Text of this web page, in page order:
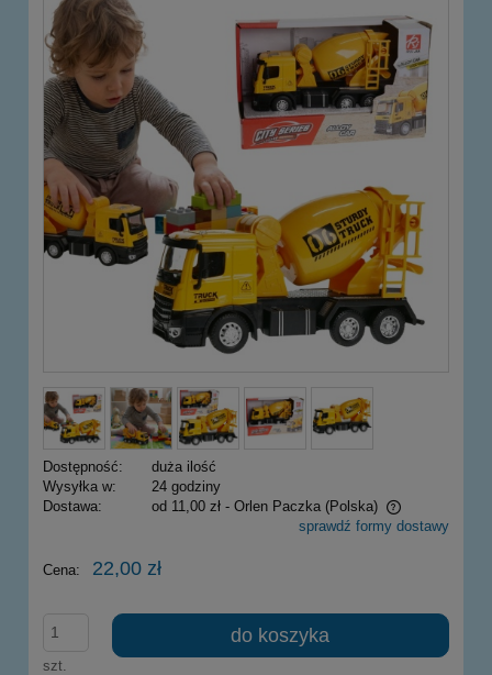
Dostępność:
duża ilość
Wysyłka w:
24 godziny
Dostawa:
od 11,00 zł - Orlen Paczka (Polska)
Cena nie zawiera ewentualnych kosztów płatności
sprawdź formy dostawy
Cena: 22,00 zł
szt.
do koszyka